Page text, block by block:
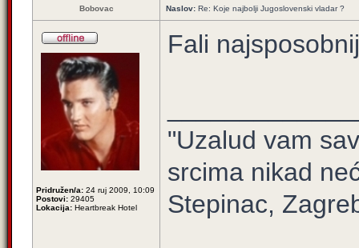
Bobovac Naslov: Re: Koje najbolji Jugoslovenski vladar ?
Pridružen/a: 24 ruj 2009, 10:09
Postovi: 29405
Lokacija: Heartbreak Hotel
Fali
"Uzalud vam
srcima nikad
Stepinac,